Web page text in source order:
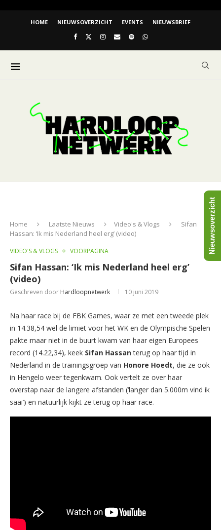
HOME NIEUWSOVERZICHT EVENTS NIEUWSBRIEF
Home Laatste Nieuws Video's & Vlogs
Sifan
Hassan: ‘Ik mis Nederland heel erg’ (video)
VIDEO'S & VLOGS VOORPAGINA
Sifan Hassan: ‘Ik mis Nederland heel erg’
(video)
Geschreven door Hardloopnetwerk 10 juni 2019
Na haar race bij de FBK Games, waar ze met een tweede plek
in 14.38,54 wel de limiet voor het WK en de Olympische Spelen
pakte maar niet in de buurt kwam van haar eigen Europees
record (14.22,34), keek Sifan Hassanterug op haar tijd in
Nederland in de trainingsgroep van Honore Hoedt, die ze ook
in Hengelo weer tegenkwam. Ook vertelt ze over haar
overstap naar de langere afstanden (‘langer dan 5.000m vind ik
saai’) en natuurlijk kijkt ze terug op haar race.
Nieuwsoverzicht